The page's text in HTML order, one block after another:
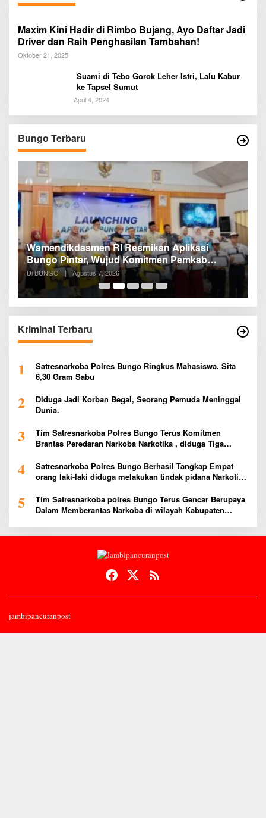
Maxim Kini Hadir di Rimbo Bujang, Ayo Daftar Jadi
Driver dan Raih Penghasilan Tambahan!
Oktober 21, 2025
Suami di Tebo Gorok Leher Istri, Lalu Kabur
ke Tapsel Sumut
April 4, 2024
Bungo Terbaru
Wamendikdasmen RI Resmikan Aplikasi
Bungo Pintar, Wujud Komitmen Pemkab
Bungo Tingkatkan Mutu Pendidikan
Di BUNGO | Agustus 7, 2026
Kriminal Terbaru
1
Satresnarkoba Polres Bungo Ringkus Mahasiswa, Sita
6,30 Gram Sabu
2
Diduga Jadi Korban Begal, Seorang Pemuda Meninggal
Dunia.
3
Tim Satresnarkoba Polres Bungo Terus Komitmen
Brantas Peredaran Narkoba Narkotika , diduga Tiga
4
Satresnarkoba Polres Bungo Berhasil Tangkap Empat
orang laki-laki diduga melakukan tindak pidana Narkotika
5
Tim Satresnarkoba polres Bungo Terus Gencar Berupaya
Dalam Memberantas Narkoba di wilayah Kabupaten
jambipancuranpost